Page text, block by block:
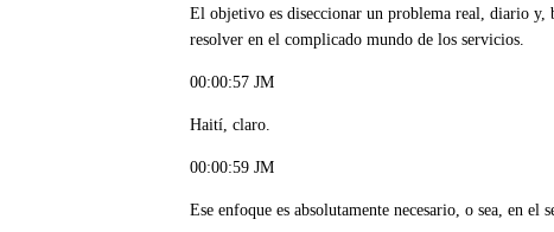
El objetivo es diseccionar un problema real, diario y,
resolver en el complicado mundo de los servicios.
00:00:57 JM
Haití, claro.
00:00:59 JM
Ese enfoque es absolutamente necesario, o sea, en